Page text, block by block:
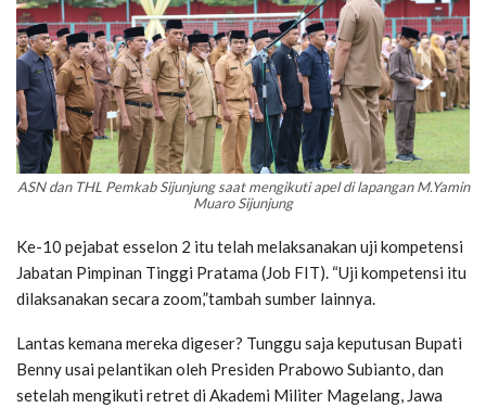
ASN dan THL Pemkab Sijunjung saat mengikuti apel di lapangan M.Yamin
Muaro Sijunjung
Ke-10 pejabat esselon 2 itu telah melaksanakan uji kompetensi
Jabatan Pimpinan Tinggi Pratama (Job FIT). “Uji kompetensi itu
dilaksanakan secara zoom,”tambah sumber lainnya.
Lantas kemana mereka digeser? Tunggu saja keputusan Bupati
Benny usai pelantikan oleh Presiden Prabowo Subianto, dan
setelah mengikuti retret di Akademi Militer Magelang, Jawa